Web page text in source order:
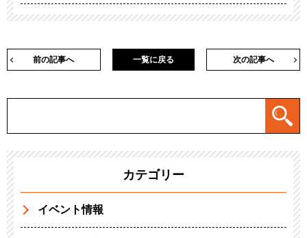
前の記事へ 次の記事へ
一覧に戻る
カテゴリー
イベント情報